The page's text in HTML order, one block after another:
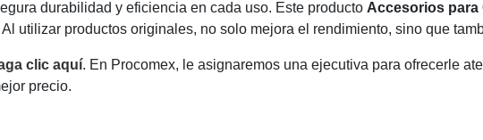
durabilidad y eficiencia en cada uso. Este producto Accesorios para
utilizar productos originales, no solo mejora el rendimiento, sino que
clic aquí. En Procomex, le asignaremos una ejecutiva para ofrecerle
precio.